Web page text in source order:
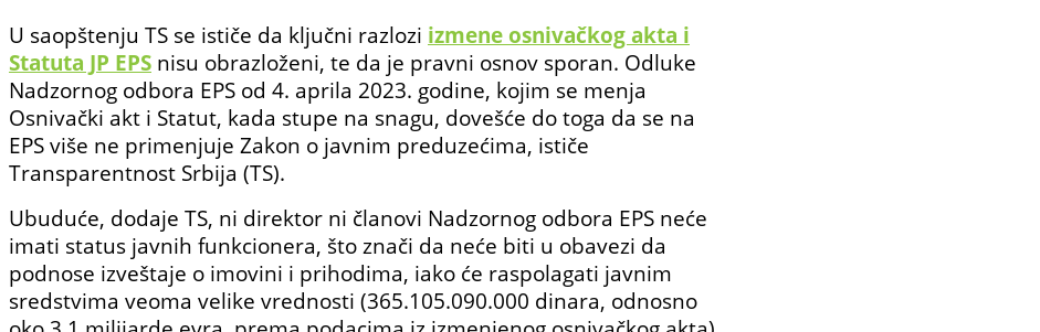
U saopštenju TS se ističe da ključni razlozi izmene osnivačkog akta i
Statuta JP EPS nisu obrazloženi, te da je pravni osnov sporan. Odluke
Nadzornog odbora EPS od 4. aprila 2023. godine, kojim se menja
Osnivački akt i Statut, kada stupe na snagu, dovešće do toga da se na
EPS više ne primenjuje Zakon o javnim preduzećima, ističe
Transparentnost Srbija (TS).
Ubuduće, dodaje TS, ni direktor ni članovi Nadzornog odbora EPS neće
imati status javnih funkcionera, što znači da neće biti u obavezi da
podnose izveštaje o imovini i prihodima, iako će raspolagati javnim
sredstvima veoma velike vrednosti (365.105.090.000 dinara, odnosno